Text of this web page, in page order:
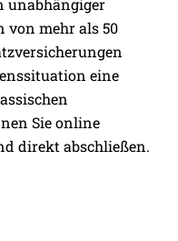
unabhängiger
von mehr als 50
eine
Sie online
direkt abschließen.